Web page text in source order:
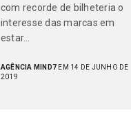
com recorde de bilheteria o
interesse das marcas em
estar…
AGÊNCIA MIND7 EM 14 DE JUNHO DE
2019